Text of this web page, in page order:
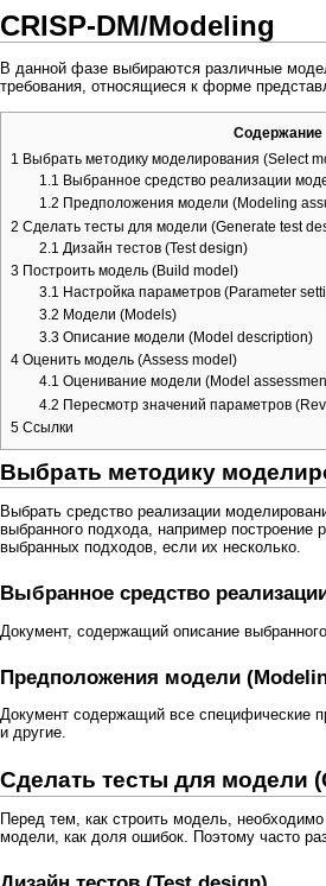
CRISP-DM/Modeling
В данной фазе выбираются различные
требования, относящиеся к форме
Содержание
1 Выбрать методику моделирования (Select
1.1 Выбранное средство реализации
1.2 Предположения модели (Modeling
2 Сделать тесты для модели (Generate test
2.1 Дизайн тестов (Test design)
3 Построить модель (Build model)
3.1 Настройка параметров (Parameter
3.2 Модели (Models)
3.3 Описание модели (Model description)
4 Оценить модель (Assess model)
4.1 Оценивание модели (Model
4.2 Пересмотр значений параметров
5 Ссылки
Выбрать методику
Выбрать средство реализации
выбранного подхода, например построение
выбранных подходов, если их несколько.
Выбранное средство
Документ, содержащий описание
Предположения модели
Документ содержащий все специфические
и другие.
Сделать тесты для модели
Перед тем, как строить модель,
модели, как доля ошибок. Поэтому часто